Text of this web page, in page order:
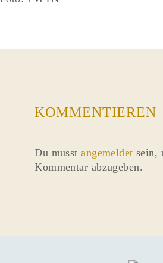
KOMMENTIEREN
Du musstangemeldet sein,
Kommentar abzugeben.